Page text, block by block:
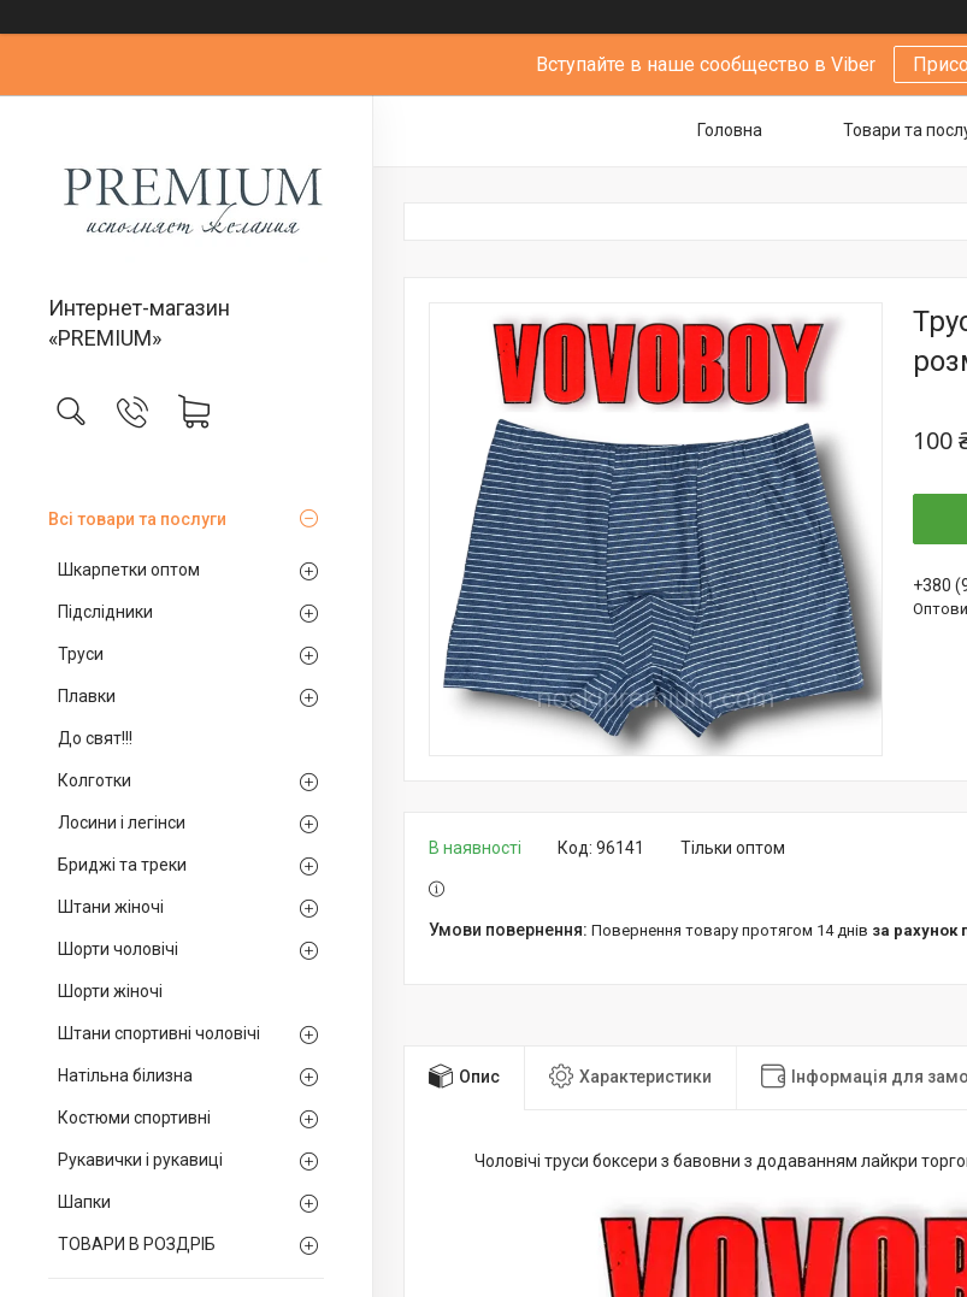
Вступайте в наше сообщество в Viber
Интернет-магазин
«PREMIUM»
Всі товари та послуги
Шкарпетки оптом
Підслідники
Труси
Плавки
До свят!!!
Колготки
Лосини і легінси
Бриджі та треки
Штани жіночі
Шорти чоловічі
Шорти жіночі
Штани спортивні чоловічі
Натільна білизна
Костюми спортивні
Рукавички і рукавиці
Шапки
ТОВАРИ В РОЗДРІБ
Головна Товари та
100
+380
В наявності Тільки оптом
Код: 96141
повернення товару протягом 14 днів за рахунок
Опис Характеристики Інформація для
Чоловічі труси боксери з бавовни з додаванням лайкри